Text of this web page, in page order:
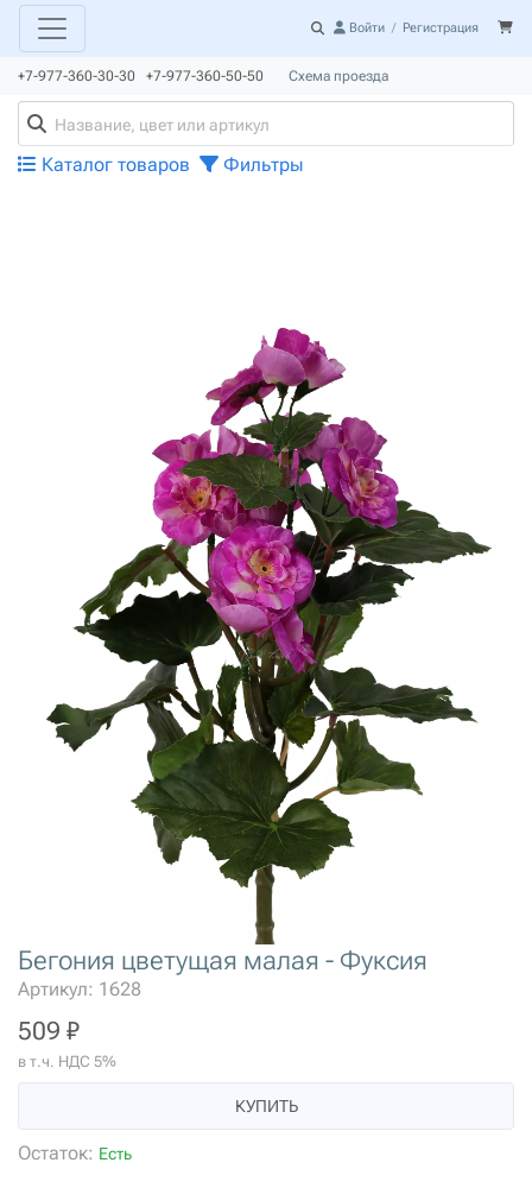
Войти / Регистрация
+7-977-360-30-30 +7-977-360-50-50 Схема проезда
Каталог товаров Фильтры
Бегония цветущая малая - Фуксия
Артикул: 1628
509 ₽
в т.ч. НДС 5%
КУПИТЬ
Остаток: Есть